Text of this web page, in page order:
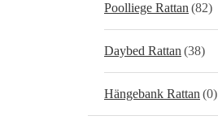
Poolliege Rattan (82)
Daybed Rattan (38)
Hängebank Rattan (0)